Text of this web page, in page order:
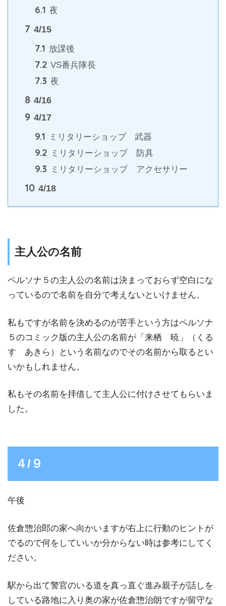
6.1 夜
7 4/15
7.1 放課後
7.2 VS番兵隊長
7.3 夜
8 4/16
9 4/17
9.1 ミリタリーショップ 武器
9.2 ミリタリーショップ 防具
9.3 ミリタリーショップ アクセサリー
10 4/18
主人公の名前
ペルソナ５の主人公の名前は決まっておらず空白にな
っているので名前を自分で考えないといけません。
私もですが名前を決めるのが苦手という方はペルソナ
５のコミック版の主人公の名前が「来栖 暁」（くる
す あきら）という名前なのでその名前から取るとい
いかもしれません。
私もその名前を拝借して主人公に付けさせてもらいま
した。
４/９
午後
佐倉惣治郎の家へ向かいますが右上に行動のヒントが
でるので何をしていいか分からない時は参考にしてく
ださい。
駅から出て警官のいる道を真っ直ぐ進み親子が話しを
している路地に入り奥の家が佐倉惣治朗ですが留守な